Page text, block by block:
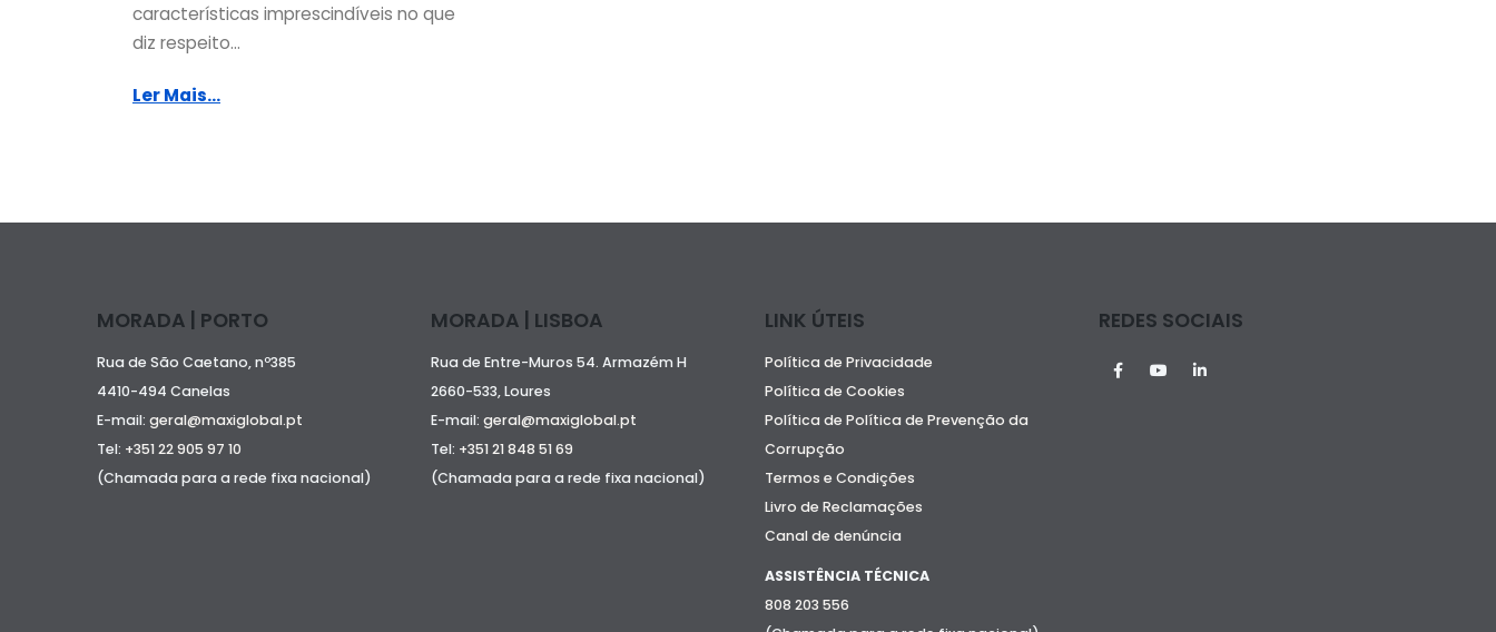
características imprescindíveis no que
diz respeito...
Ler Mais...
MORADA | PORTO
Rua de São Caetano, nº385
4410-494 Canelas
E-mail: geral@maxiglobal.pt
Tel: +351 22 905 97 10
(Chamada para a rede fixa nacional)
MORADA | LISBOA
Rua de Entre-Muros 54. Armazém H
2660-533, Loures
E-mail: geral@maxiglobal.pt
Tel: +351 21 848 51 69
(Chamada para a rede fixa nacional)
LINK ÚTEIS
Política de Privacidade
Política de Cookies
Política de Política de Prevenção da
Corrupção
Termos e Condições
Livro de Reclamações
Canal de denúncia
ASSISTÊNCIA TÉCNICA
808 203 556
REDES SOCIAIS